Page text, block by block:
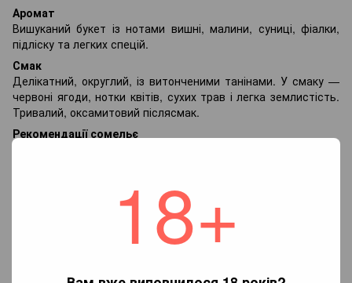
18+
Аромат
Вишуканий букет із нотами вишні, малини, суниці, фіалки,
підліску та легких спецій.
Смак
Делікатний, округлий, із витонченими танінами. У смаку —
червоні ягоди, нотки квітів, сухих трав і легка землистість.
Тривалий, оксамитовий післясмак.
Рекомендації сомельє
Чому обрати саме La Reine Pedauque Pinot Noir?
✅ Вино з легендарного виноробного регіону Бургундія